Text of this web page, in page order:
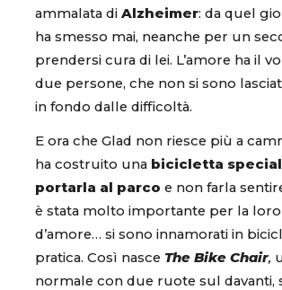
ammalata di Alzheimer: da quel
ha smesso mai, neanche per un
prendersi cura di lei. L’amore ha il
due persone, che non si sono
in fondo dalle difficoltà.
E ora che Glad non riesce più a
ha costruito una bicicletta
portarla al parco e non farla
è stata molto importante per la
d’amore… si sono innamorati in
pratica. Così nasce The Bike Chair,
normale con due ruote sul davanti,